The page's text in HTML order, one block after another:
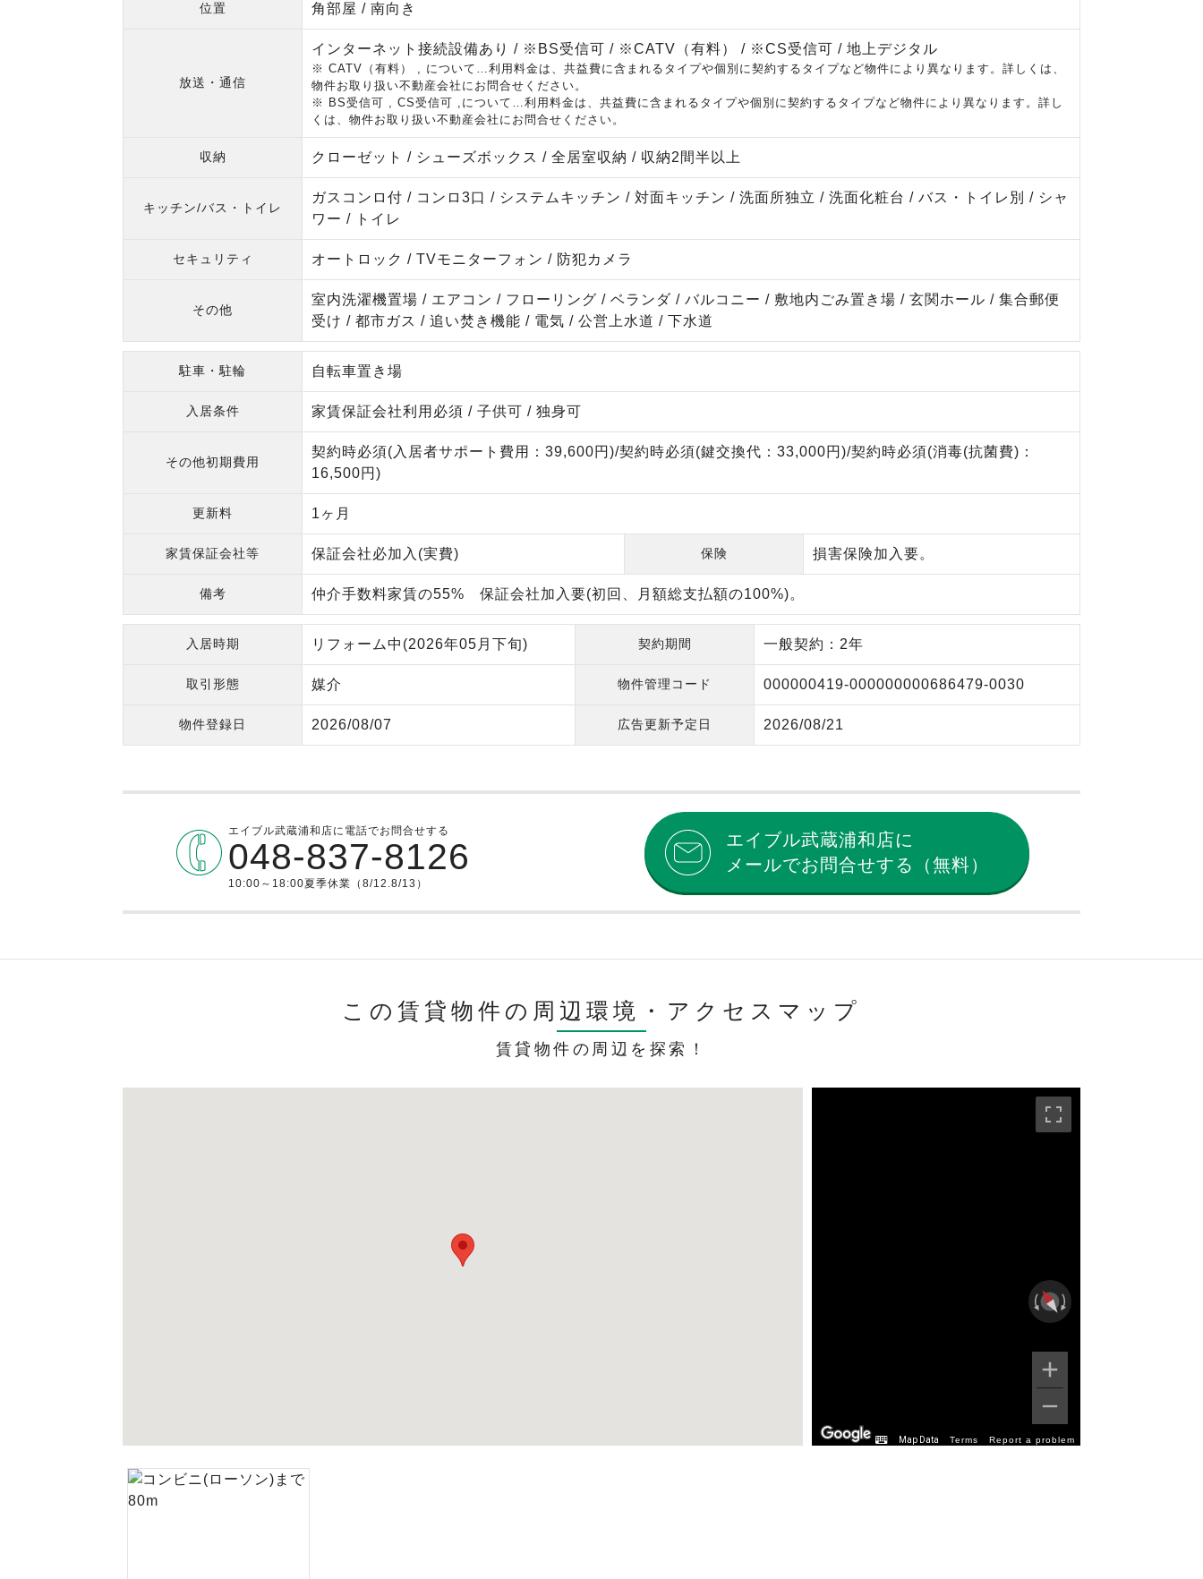
位置 角部屋 / 南向き
放送・通信
インターネット接続設備あり / ※BS受信可 / ※CATV（有料） / ※CS受信可 / 地上デジタル
※ CATV（有料） , について…利用料金は、共益費に含まれるタイプや個別に契約するタイプなど物件により異なります。詳しくは、
物件お取り扱い不動産会社にお問合せください。
※ BS受信可 , CS受信可 ,について…利用料金は、共益費に含まれるタイプや個別に契約するタイプなど物件により異なります。詳し
くは、物件お取り扱い不動産会社にお問合せください。
収納 クローゼット / シューズボックス / 全居室収納 / 収納2間半以上
キッチン/バス・トイレ
ガスコンロ付 / コンロ3口 / システムキッチン / 対面キッチン / 洗面所独立 / 洗面化粧台 / バス・トイレ別 / シャ
ワー / トイレ
セキュリティ オートロック / TVモニターフォン / 防犯カメラ
その他
室内洗濯機置場 / エアコン / フローリング / ベランダ / バルコニー / 敷地内ごみ置き場 / 玄関ホール / 集合郵便
受け / 都市ガス / 追い焚き機能 / 電気 / 公営上水道 / 下水道
駐車・駐輪 自転車置き場
入居条件 家賃保証会社利用必須 / 子供可 / 独身可
その他初期費用
契約時必須(入居者サポート費用：39,600円)/契約時必須(鍵交換代：33,000円)/契約時必須(消毒(抗菌費)：
16,500円)
更新料 1ヶ月
家賃保証会社等 保証会社必加入(実費) 保険 損害保険加入要。
備考 仲介手数料家賃の55% 保証会社加入要(初回、月額総支払額の100%)。
入居時期 リフォーム中(2026年05月下旬) 契約期間 一般契約：2年
取引形態 媒介 物件管理コード 000000419-000000000686479-0030
物件登録日 2026/08/07 広告更新予定日 2026/08/21
エイブル武蔵浦和店に電話でお問合せする
048-837-8126
10:00～18:00夏季休業（8/12.8/13）
エイブル武蔵浦和店に
メールでお問合せする（無料）
この賃貸物件の周辺環境・ アクセスマップ
賃貸物件の周辺を探索！
Map Data Terms Report a problem